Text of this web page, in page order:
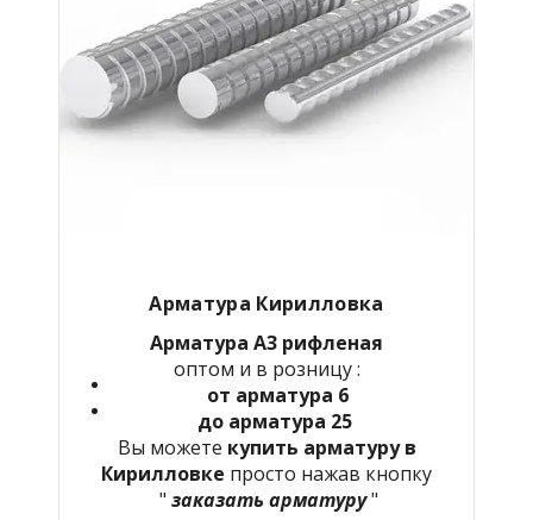
Арматура Кирилловка
Арматура А3 рифленая
оптом и в розницу :
от арматура 6
до арматура 25
Вы можете купить арматуру в
Кирилловке просто нажав кнопку
" заказать арматуру"